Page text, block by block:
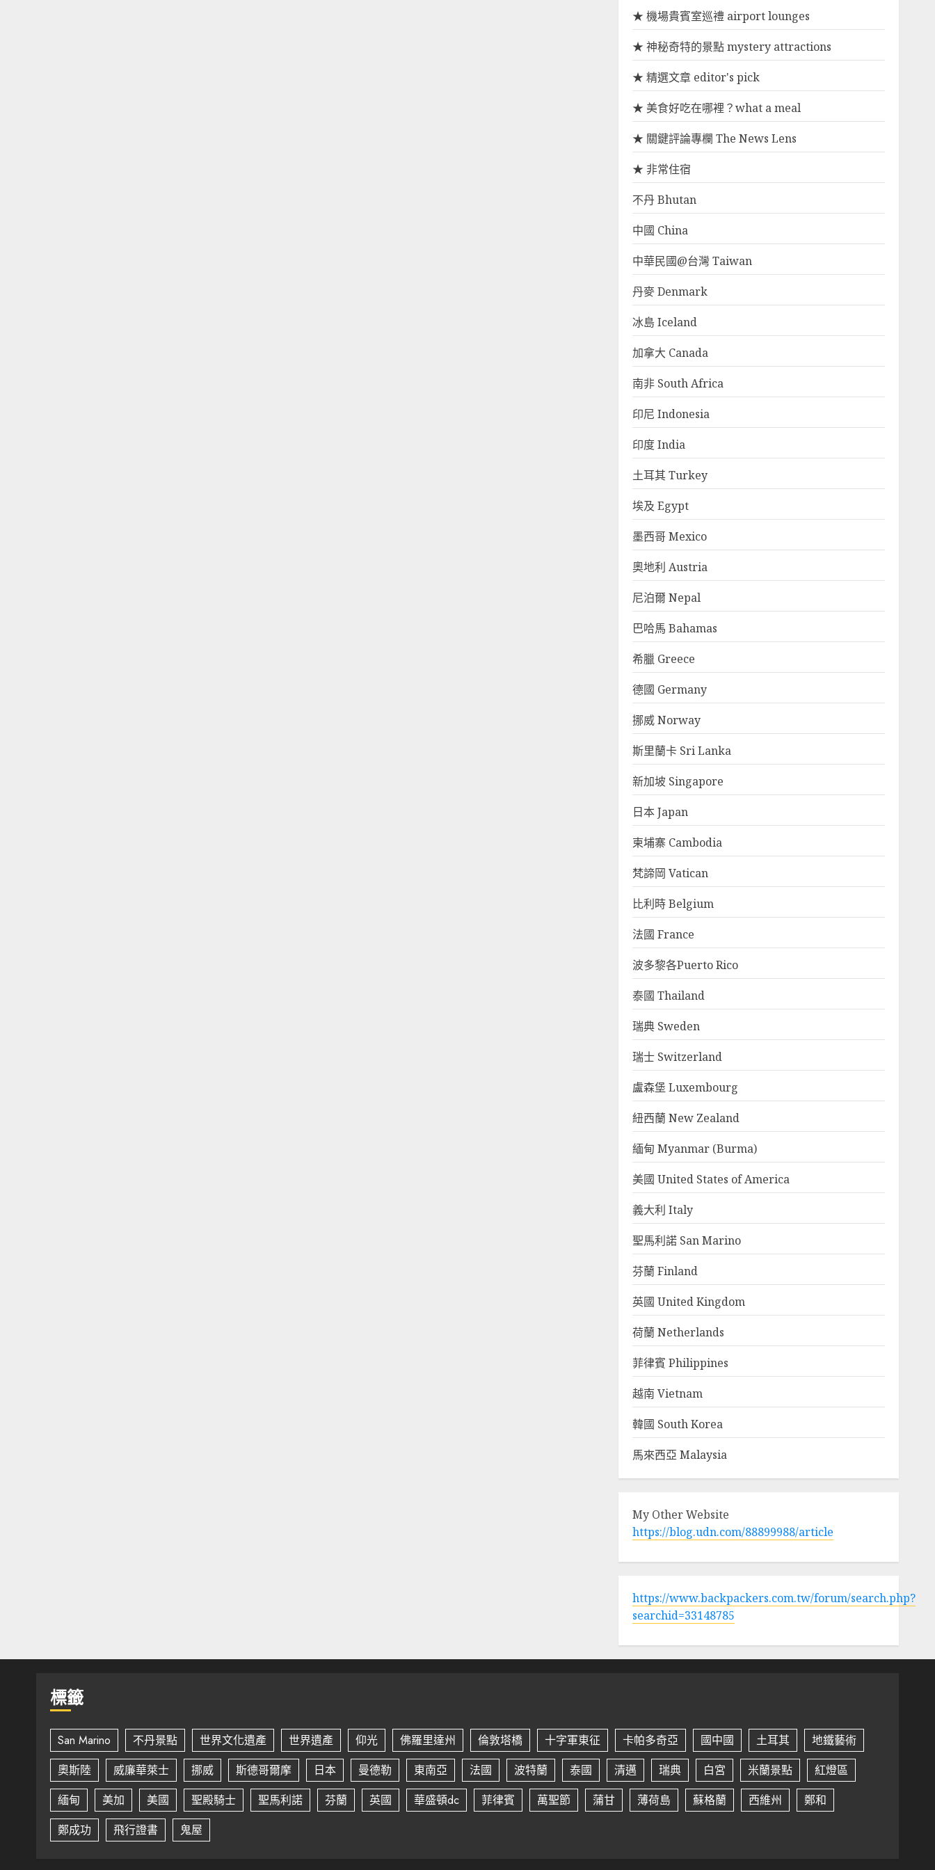
★ 機場貴賓室巡禮 airport lounges
★ 神秘奇特的景點 mystery attractions
★ 精選文章 editor's pick
★ 美食好吃在哪裡？what a meal
★ 關鍵評論專欄 The News Lens
★ 非常住宿
不丹 Bhutan
中國 China
中華民國@台灣 Taiwan
丹麥 Denmark
冰島 Iceland
加拿大 Canada
南非 South Africa
印尼 Indonesia
印度 India
土耳其 Turkey
埃及 Egypt
墨西哥 Mexico
奧地利 Austria
尼泊爾 Nepal
巴哈馬 Bahamas
希臘 Greece
德國 Germany
挪威 Norway
斯里蘭卡 Sri Lanka
新加坡 Singapore
日本 Japan
柬埔寨 Cambodia
梵諦岡 Vatican
比利時 Belgium
法國 France
波多黎各Puerto Rico
泰國 Thailand
瑞典 Sweden
瑞士 Switzerland
盧森堡 Luxembourg
紐西蘭 New Zealand
緬甸 Myanmar (Burma)
美國 United States of America
義大利 Italy
聖馬利諾 San Marino
芬蘭 Finland
英國 United Kingdom
荷蘭 Netherlands
菲律賓 Philippines
越南 Vietnam
韓國 South Korea
馬來西亞 Malaysia
My Other Website
https://blog.udn.com/88899988/article
https://www.backpackers.com.tw/forum/search.php?
searchid=33148785
標籤
San Marino 不丹景點 世界文化遺產 世界遺產 仰光 佛羅里達州 倫敦塔橋 十字軍東征 卡帕多奇亞 國中國 土耳其
地鐵藝術
奧斯陸
威廉華萊士 挪威 斯德哥爾摩 日本 曼德勒 東南亞 法國 波特蘭 泰國 清邁 瑞典 白宮 米蘭景點
紅燈區
緬甸
美加 美國 聖殿騎士 聖馬利諾 芬蘭 英國 華盛頓dc 菲律賓 萬聖節 蒲甘 薄荷島 蘇格蘭 西維州
鄭和
鄭成功
飛行證書 鬼屋